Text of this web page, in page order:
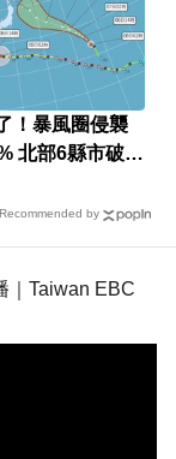
！暴風圈侵襲
北部6縣市破5
Recommended by
｜Taiwan EBC